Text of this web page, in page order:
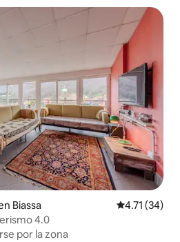
Biassa Calificación
4.71 (34)
4.0
por la zona